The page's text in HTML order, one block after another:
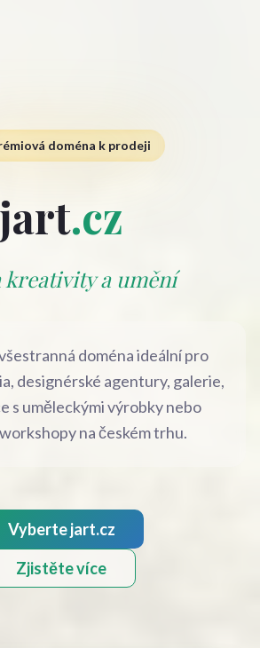
doména k prodeji
jart.cz
kreativity a umění
doména ideální pro
designérské agentury, galerie,
s uměleckými výrobky nebo
na českém trhu.
Vyberte jart.cz
Zjistěte více